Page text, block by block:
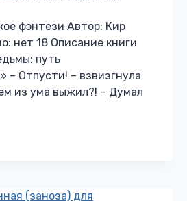
фэнтези Автор: Кир
нет 18 Описание книги
путь
– Отпусти! – взвизгнула
из ума выжил?! – Думал